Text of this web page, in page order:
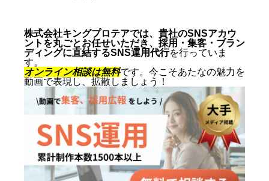
株式会社キングプロテアでは、貴社のSNSアカウ
ントを丸ごとお任せいただき、採用・集客・ブラン
ディングに直結するSNS運用代行を行っていま
す。
オンライン相談は無料です。今こそあたなの魅力を
動画で表現し、拡散しましょう！